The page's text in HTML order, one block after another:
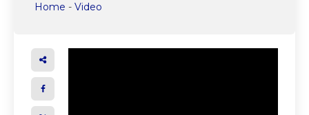
Home - Video